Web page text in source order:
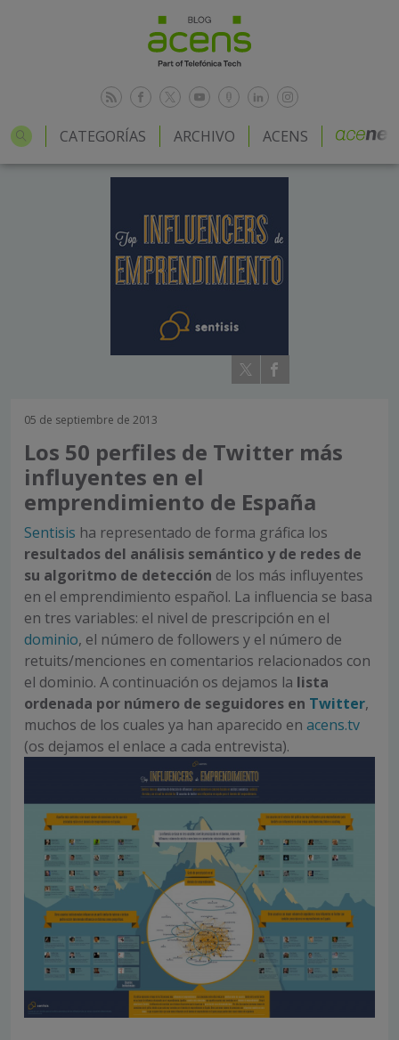
CATEGORÍAS ARCHIVO ACENS
05 de septiembre de 2013
Los 50 perfiles de Twitter más
influyentes en el
emprendimiento de España
Sentisis ha representado de forma gráfica los
resultados del análisis semántico y de redes de
su algoritmo de detección de los más influyentes
en el emprendimiento español. La influencia se basa
en tres variables: el nivel de prescripción en el
dominio, el número de followers y el número de
retuits/menciones en comentarios relacionados con
el dominio. A continuación os dejamos la lista
ordenada por número de seguidores en Twitter,
muchos de los cuales ya han aparecido en acens.tv
(os dejamos el enlace a cada entrevista).